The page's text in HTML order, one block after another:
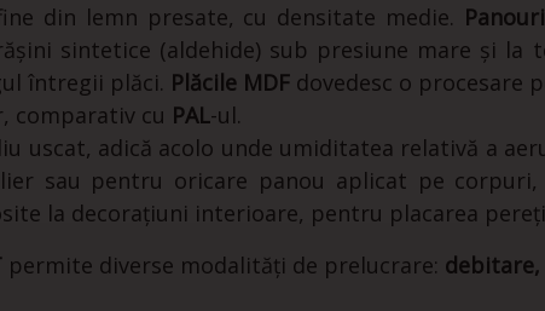
din lemn presate, cu densitate medie.
sintetice (aldehide) sub presiune mare și
întregii plăci. Plăcile MDF dovedesc o procesare
comparativ cu PAL-ul.
uscat, adică acolo unde umiditatea relativă a
sau pentru oricare panou aplicat pe corpuri,
la decorațiuni interioare, pentru placarea
permite diverse modalități de prelucrare: debitare,